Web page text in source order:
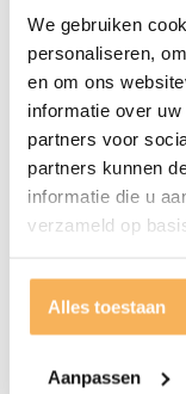
We gebruiken
personaliseren,
en om ons
informatie over
partners voor
partners kunnen
informatie die u
verzameld op
Alles toestaan
Aanpassen
zorgen ervoor dat
Uitvoeringen
Omdat ieder
Monaco
in een medium en
keuzemogelijkheid
geschikt kussen
hoes voorzien van
vormvast